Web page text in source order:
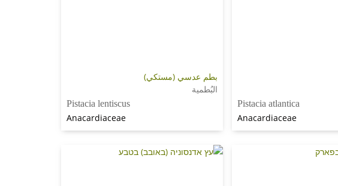
Pistacia atlantica
Anacardiaceae
بطم عدسي (مستكي)
البُطمية
Pistacia lentiscus
Anacardiaceae